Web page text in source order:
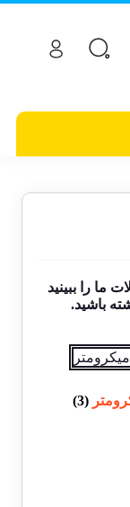
ما را ببینید
باشید.
(3)